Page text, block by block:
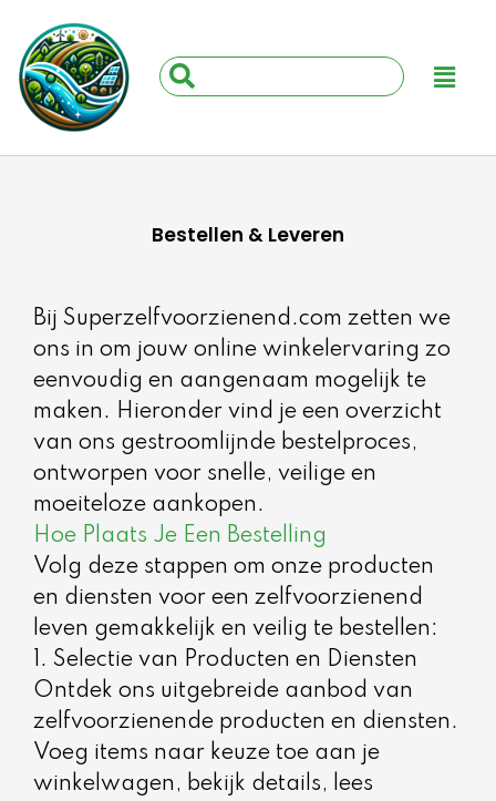
naar
de
inhoud
Main
Search
...
Bestellen & Leveren
Bij Superzelfvoorzienend.com zetten we
ons in om jouw online winkelervaring zo
eenvoudig en aangenaam mogelijk te
maken. Hieronder vind je een overzicht
van ons gestroomlijnde bestelproces,
ontworpen voor snelle, veilige en
moeiteloze aankopen.
Hoe Plaats Je Een Bestelling
Volg deze stappen om onze producten
en diensten voor een zelfvoorzienend
leven gemakkelijk en veilig te bestellen:
1. Selectie van Producten en Diensten
Ontdek ons uitgebreide aanbod van
zelfvoorzienende producten en diensten.
Voeg items naar keuze toe aan je
winkelwagen, bekijk details, lees